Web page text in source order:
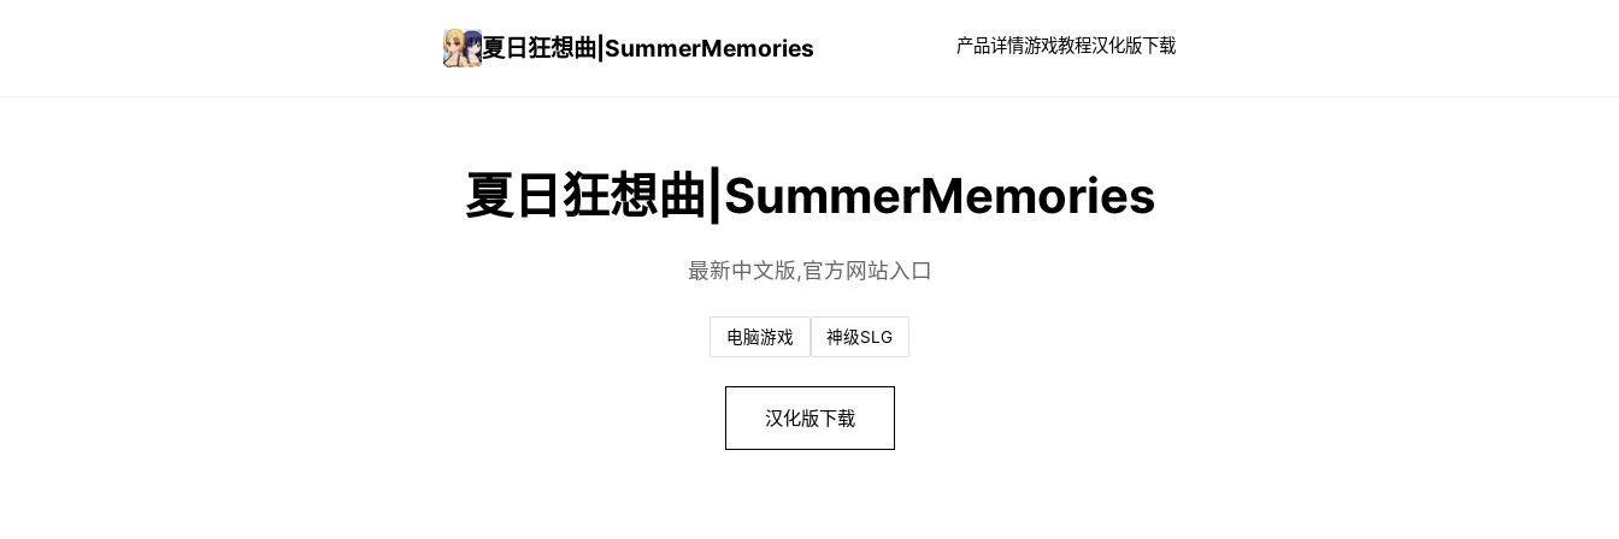
夏日狂想曲|SummerMemories 产品详情游戏教程汉化版下载
夏日狂想曲|SummerMemories
最新中文版,官方网站入口
电脑游戏 神级SLG
汉化版下载